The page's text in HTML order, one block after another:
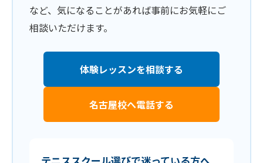
など、気になることがあれば事前にお気軽にご
相談いただけます。
体験レッスンを相談する
名古屋校へ電話する